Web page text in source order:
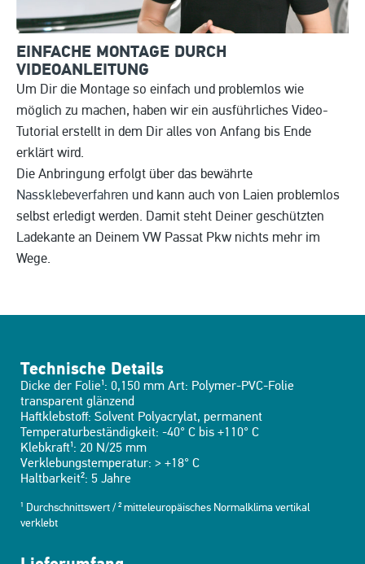
EINFACHE MONTAGE DURCH
VIDEOANLEITUNG
Um Dir die Montage so einfach und problemlos wie
möglich zu machen, haben wir ein ausführliches Video-
Tutorial erstellt in dem Dir alles von Anfang bis Ende
erklärt wird.
Die Anbringung erfolgt über das bewährte
Nassklebeverfahren und kann auch von Laien problemlos
selbst erledigt werden. Damit steht Deiner geschützten
Ladekante an Deinem VW Passat Pkw nichts mehr im
Wege.
Technische Details
Dicke der Folie¹: 0,150 mm Art: Polymer-PVC-Folie
transparent glänzend
Haftklebstoff: Solvent Polyacrylat, permanent
Temperaturbeständigkeit: -40° C bis +110° C
Klebkraft¹: 20 N/25 mm
Verklebungstemperatur: > +18° C
Haltbarkeit²: 5 Jahre
¹ Durchschnittswert / ² mitteleuropäisches Normalklima vertikal
verklebt